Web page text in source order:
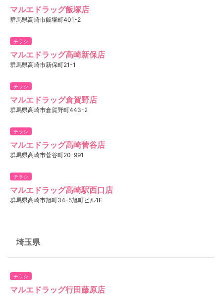
マルエドラッグ飯塚店
群馬県高崎市飯塚町401-2
チラシ
マルエドラッグ高崎新保店
群馬県高崎市新保町21-1
チラシ
マルエドラッグ倉賀野店
群馬県高崎市倉賀野町443-2
チラシ
マルエドラッグ高崎菅谷店
群馬県高崎市菅谷町20-991
チラシ
マルエドラッグ高崎駅西口店
群馬県高崎市旭町34-5旭町ビル1F
埼玉県
チラシ
マルエドラッグ行田藤原店